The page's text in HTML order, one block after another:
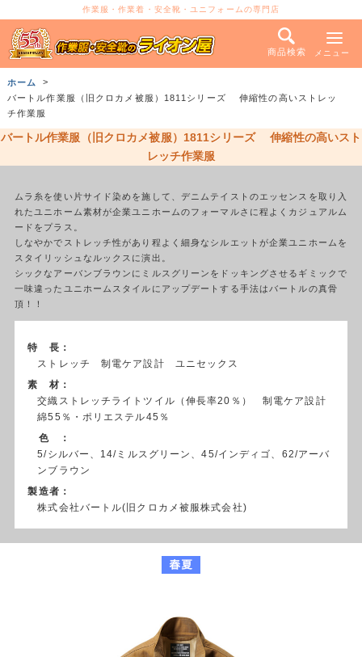
作業服・作業着・安全靴・ユニフォームの専門店
商品検索 メニュー
ホーム
バートル作業服（旧クロカメ被服）1811シリーズ 伸縮性の高いストレッ
チ作業服
バートル作業服（旧クロカメ被服）1811シリーズ 伸縮性の高いスト
レッチ作業服
ムラ糸を使い片サイド染めを施して、デニムテイストのエッセンスを取り入
れたユニホーム素材が企業ユニホームのフォーマルさに程よくカジュアルム
ードをプラス。
しなやかでストレッチ性があり程よく細身なシルエットが企業ユニホームを
スタイリッシュなルックスに演出。
シックなアーバンブラウンにミルスグリーンをドッキングさせるギミックで
一味違ったユニホームスタイルにアップデートする手法はバートルの真骨
頂！！
特 長：
ストレッチ 制電ケア設計 ユニセックス
素 材：
交織ストレッチライトツイル（伸長率20％） 制電ケア設計
綿55％・ポリエステル45％
色 ：
5/シルバー、14/ミルスグリーン、45/インディゴ、62/アーバ
ンブラウン
製造者：
株式会社バートル(旧クロカメ被服株式会社)